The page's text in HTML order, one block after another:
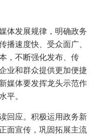
体发展规律，明确政务
播速度快、受众面广、
，不断强化发布、传
业和群众提供更加便捷
媒体要发挥龙头示范作
平。
回应。积极运用政务新
面宣传，巩固拓展主流